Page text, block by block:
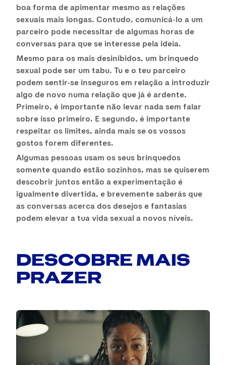
boa forma de apimentar mesmo as relações
sexuais mais longas. Contudo, comunicá-lo a um
parceiro pode necessitar de algumas horas de
conversas para que se interesse pela ideia.
Mesmo para os mais desinibidos, um brinquedo
sexual pode ser um tabu. Tu e o teu parceiro
podem sentir-se inseguros em relação a introduzir
algo de novo numa relação que já é ardente.
Primeiro, é importante não levar nada sem falar
sobre isso primeiro. E segundo, é importante
respeitar os limites, ainda mais se os vossos
gostos forem diferentes.
Algumas pessoas usam os seus brinquedos
somente quando estão sozinhos, mas se quiserem
descobrir juntos então a experimentação é
igualmente divertida, e brevemente saberás que
as conversas acerca dos desejos e fantasias
podem elevar a tua vida sexual a novos níveis.
DESCOBRE MAIS
PRAZER